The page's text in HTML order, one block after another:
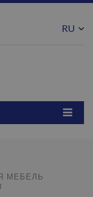
RU
МЕБЕЛЬ